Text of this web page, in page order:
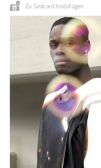
Zu Sedcard hinzufügen